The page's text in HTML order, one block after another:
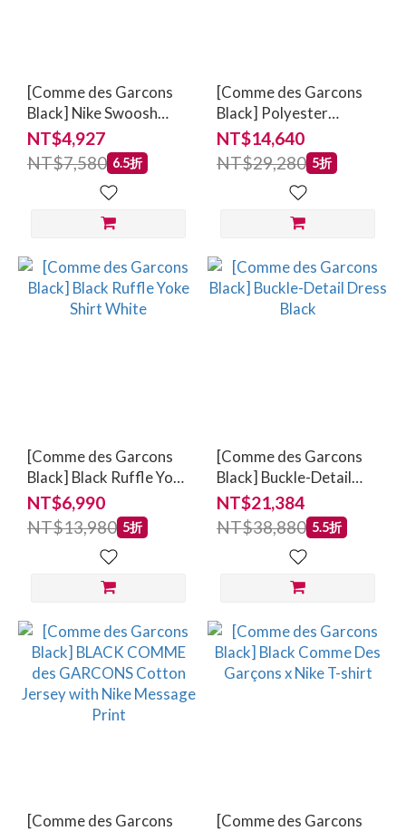
Range
(NT$)
[Comme des Garcons
Black] Nike Swoosh
Sneakers
NT$4,927
NT$7,580 6.5折
[Comme des Garcons
Black] Polyester
Gabardine x Wool Cloth
Garment-Finished
Jacket
NT$14,640
NT$29,280 5折
[Comme des Garcons
Black] Black Ruffle Yoke
Shirt White
NT$6,990
NT$13,980 5折
[Comme des Garcons
Black] Buckle-Detail
Dress Black
NT$21,384
NT$38,880 5.5折
[Comme des Garcons
[Comme des Garcons